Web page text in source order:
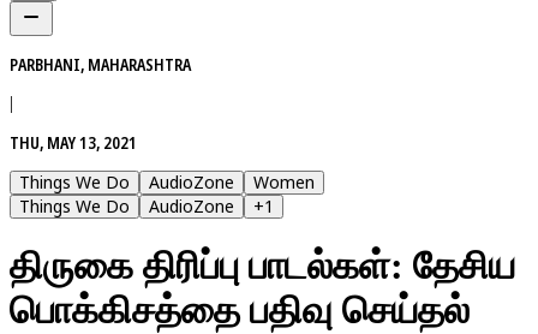
PARBHANI, MAHARASHTRA
|
THU, MAY 13, 2021
Things We Do
AudioZone
Women
Things We Do
AudioZone +1
திருகை திரிப்பு பாடல்கள்: தேசிய
பொக்கிசத்தை பதிவு செய்தல்